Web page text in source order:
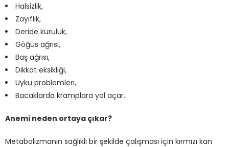
Halsizlik,
Zayıflık,
Deride kuruluk,
Göğüs ağrısı,
Baş ağrısı,
Dikkat eksikliği,
Uyku problemleri,
Bacaklarda kramplara yol açar.
Anemi neden ortaya çıkar?
Metabolizmanın sağlıklı bir şekilde çalışması için kırmızı kan